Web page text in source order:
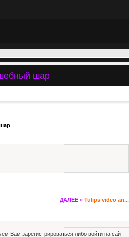
шар
ДАЛЕЕ » Tulips video an...
Вам зарегистрироваться либо войти на сайт